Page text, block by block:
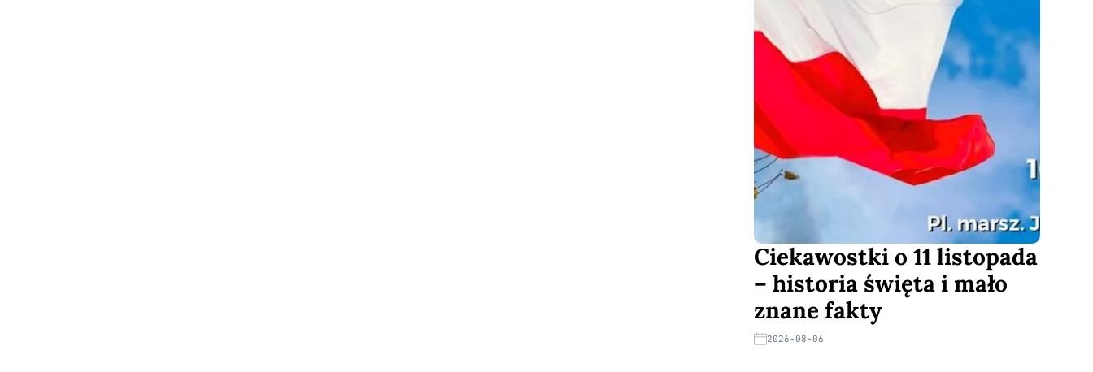
Ciekawostki o 11 listopada
– historia święta i mało
znane fakty
2026-08-06